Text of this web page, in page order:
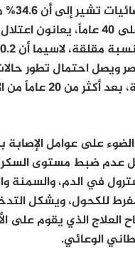
وأوضح
تزيد أعمارهم على 40 عاماً،
ويصل احتمال تطور
اعتلال الشبكية،
على عوامل الإصابة
عدم ضبط مستوى
في الدم، والسمنة
للكحول، ويشكل
العلاج الذي يقوم على
الوعائي.